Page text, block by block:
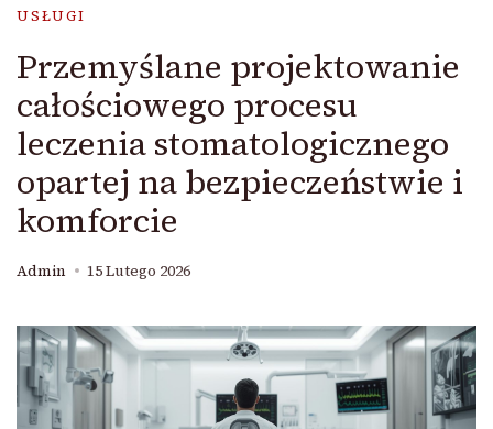
USŁUGI
Przemyślane projektowanie
całościowego procesu
leczenia stomatologicznego
opartej na bezpieczeństwie i
komforcie
Admin 15 Lutego 2026